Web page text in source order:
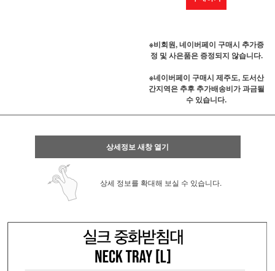
※비회원, 네이버페이 구매시 추가증
정 및 사은품은 증정되지 않습니다.
※네이버페이 구매시 제주도, 도서산
간지역은 추후 추가배송비가 과금될
수 있습니다.
상세정보 새창 열기
상세 정보를 확대해 보실 수 있습니다.